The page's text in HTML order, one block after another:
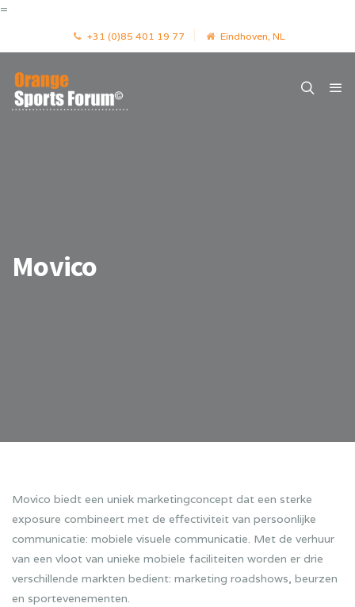
=
+31 (0)85 401 19 77 Eindhoven, NL
Movico
Movico biedt een uniek marketingconcept dat een sterke
exposure combineert met de effectiviteit van persoonlijke
communicatie: mobiele visuele communicatie. Met de verhuur
van een vloot van unieke mobiele faciliteiten worden er drie
verschillende markten bedient: marketing roadshows, beurzen
en sportevenementen.